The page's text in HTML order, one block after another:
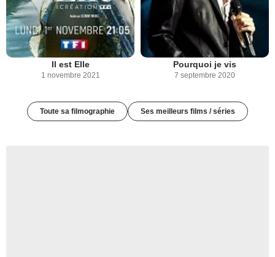
Il est Elle
1 novembre 2021
Pourquoi je vis
7 septembre 2020
Toute sa filmographie Ses meilleurs films / séries